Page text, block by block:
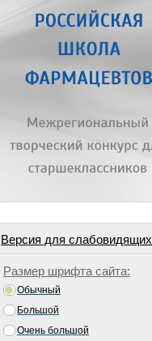
Версия для слабовидящих
Размер шрифта сайта:
Обычный
Большой
Очень большой